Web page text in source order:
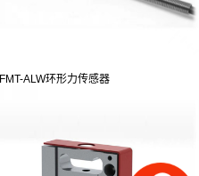
FMT-ALW环形力传感器